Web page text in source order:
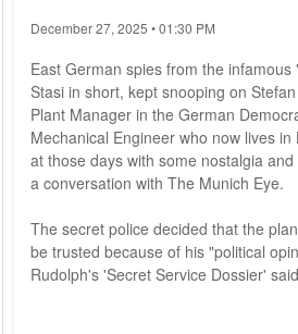
December 27, 2025 • 01:30 PM
East German spies from the
Stasi in short, kept snooping on
Plant Manager in the German
Mechanical Engineer who now lives
at those days with some nostalgia
a conversation with The Munich Eye.
The secret police decided that the
be trusted because of his "political
Rudolph's 'Secret Service Dossier'